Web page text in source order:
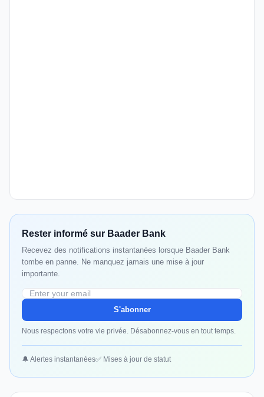
Rester informé sur Baader Bank
Recevez des notifications instantanées lorsque Baader Bank
tombe en panne. Ne manquez jamais une mise à jour
importante.
S'abonner
Nous respectons votre vie privée. Désabonnez-vous en tout temps.
🔔 Alertes instantanées✅ Mises à jour de statut